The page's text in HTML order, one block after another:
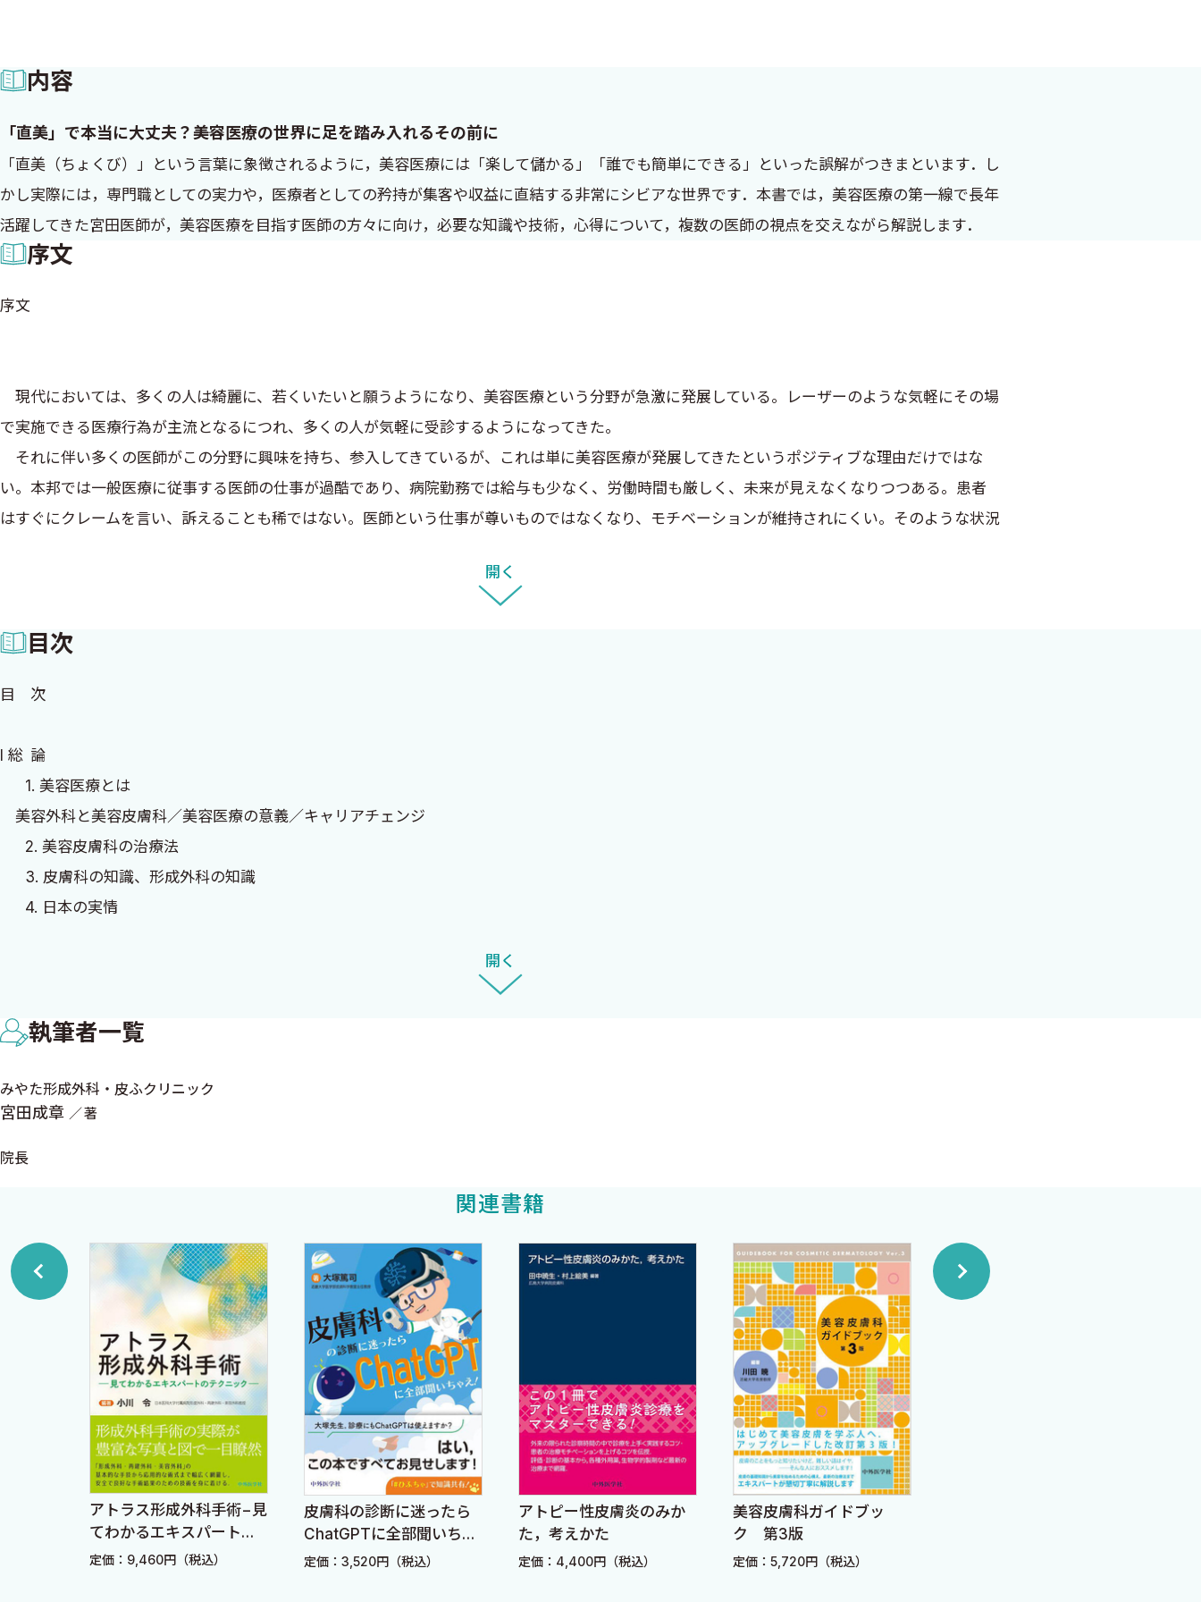
内容
「直美」で本当に大丈夫？――美容医療の世界に足を踏み入れるその前に
「直美（ちょくび）」という言葉に象徴されるように，美容医療には「楽して儲かる」「誰でも簡単にできる」といった誤解がつきまといます．し
かし実際には，専門職としての実力や，医療者としての矜持が集客や収益に直結する非常にシビアな世界です．本書では，美容医療の第一線で長年
活躍してきた宮田医師が，美容医療を目指す医師の方々に向け，必要な知識や技術，心得について，複数の医師の視点を交えながら解説します．
序文
序文
現代においては、多くの人は綺麗に、若くいたいと願うようになり、美容医療という分野が急激に発展している。レーザーのような気軽にその場
で実施できる医療行為が主流となるにつれ、多くの人が気軽に受診するようになってきた。
それに伴い多くの医師がこの分野に興味を持ち、参入してきているが、これは単に美容医療が発展してきたというポジティブな理由だけではな
い。本邦では一般医療に従事する医師の仕事が過酷であり、病院勤務では給与も少なく、労働時間も厳しく、未来が見えなくなりつつある。患者
はすぐにクレームを言い、訴えることも稀ではない。医師という仕事が尊いものではなくなり、モチベーションが維持されにくい。そのような状況
若い医師だけでなく、保険診療に辟易としてきた多くの医師にとって魅力的に見える美容医療という分野は、一見簡単に参入できそうである。し
かし美容といえども「医療」である。人体への反応を無視した治療はできない。リスクはつきものである。当たり前だが、それを最小限にするの
た。さらには実際に活躍する若手、中堅、ベテランと対談し、この領域に参入した経緯や現状、アドバイスなど、貴重な意見を頂いた。
これからこの領域に参入しようとする医師や医学生、そして現状に悩んでいる医師に向けて本書が少しでも役に立てれば幸いである。
2025年8月
宮田成章
開く
目次
目 次
I 総 論
1. 美容医療とは
美容外科と美容皮膚科／美容医療の意義／キャリアチェンジ
2. 美容皮膚科の治療法
3. 皮膚科の知識、形成外科の知識
4. 日本の実情
6. 美容医療の歴史
8. 美容皮膚科のビジネス アップセル
9. 美容医療の現状
10. どうやって勉強するのか
13. 長期的に考えていますか〜安全性〜
14. 学会に行こう
15. 海外に行こう
16. 華やかな世界
17. 年長者からの助言
18. トラブルのない医療はない〜合併症の責任〜
［ 座談会・対談 ］ 美容皮膚科を目指す医師へ
◆ 若手医師の視点から
〈藤巻あいら 山本しおり 西川礼華 宮田成章〉
開く
執筆者一覧
みやた形成外科・皮ふクリニック
宮田成章 著
院長
関連書籍
アトラス形成外科手術−見
てわかるエキスパートの
テクニック−
定価：9,460円（税込）
皮膚科の診断に迷ったら
ChatGPTに全部聞いちゃ
え!
定価：3,520円（税込）
アトピー性皮膚炎のみか
た，考えかた
定価：4,400円（税込）
美容皮膚科ガイドブッ
ク 第3版
定価：5,720円（税込）